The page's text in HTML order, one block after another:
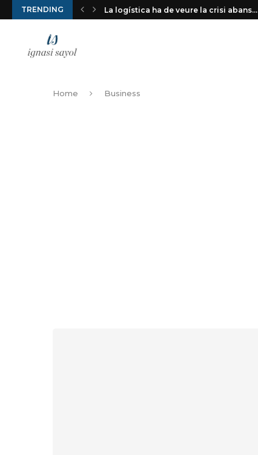
TRENDING La logística ha de veure la crisi abans...
Home Business